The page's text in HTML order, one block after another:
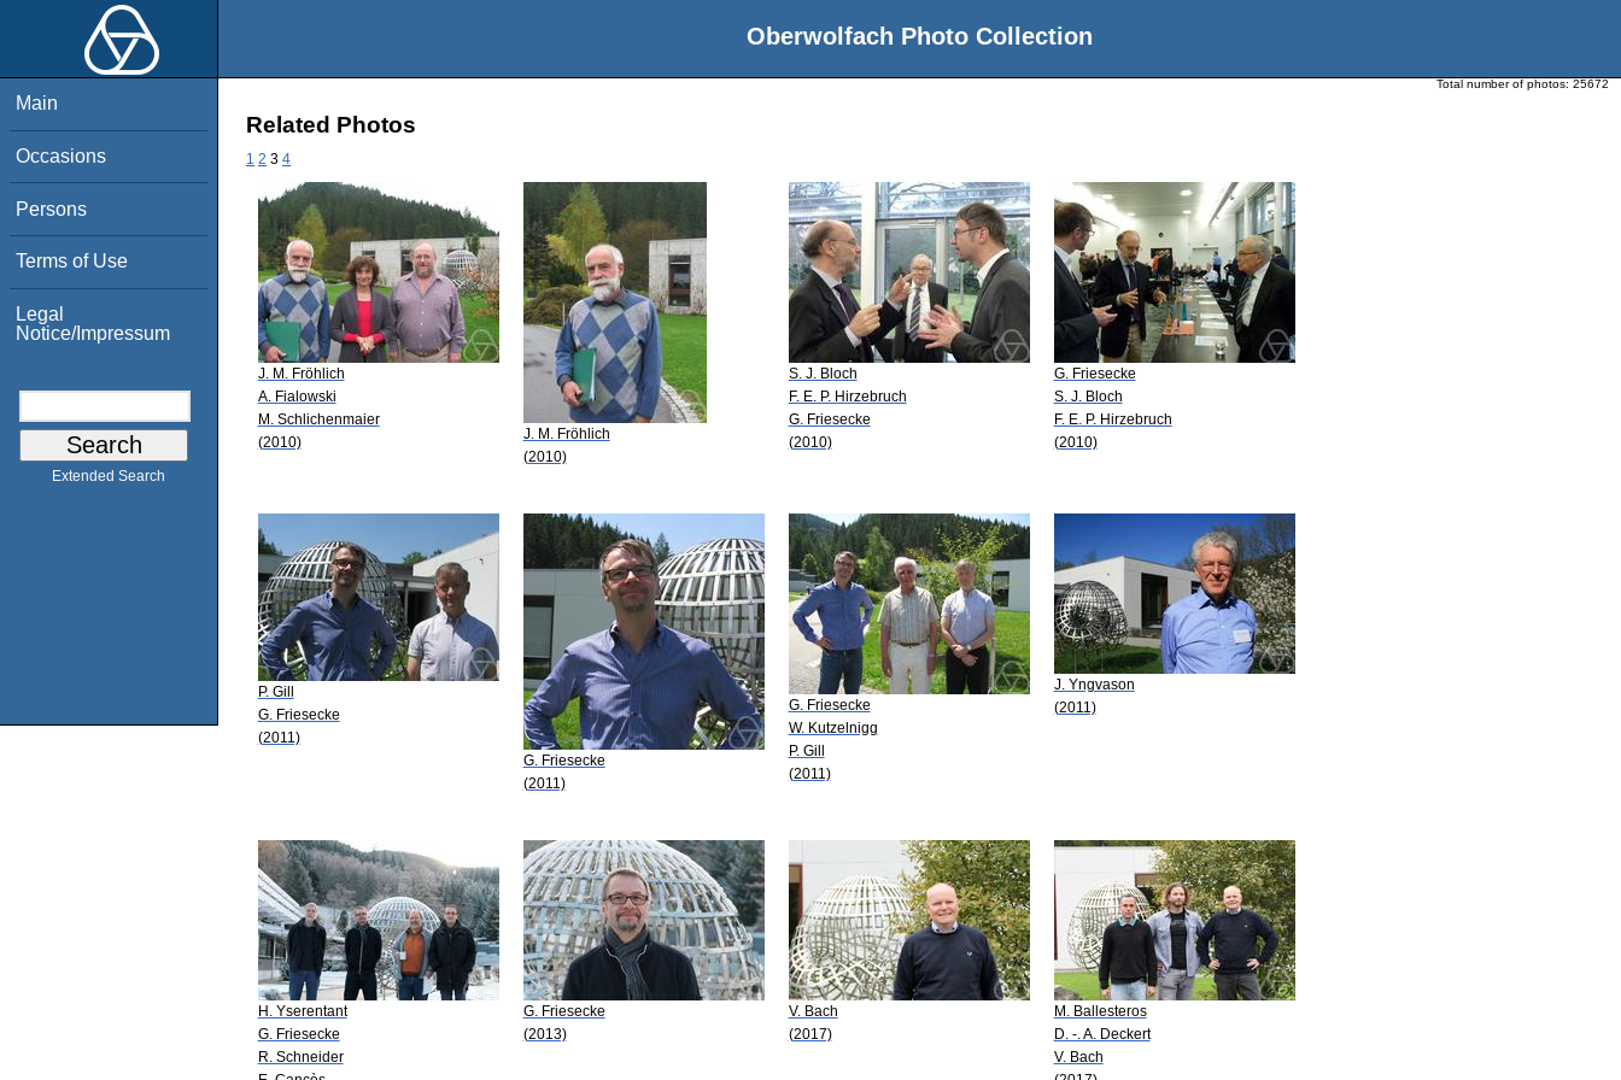
Oberwolfach Photo Collection
Main
Occasions
Persons
Terms of Use
Legal
Notice/Impressum
Extended Search
Total number of photos: 25672
Related Photos
1 2 3 4
J. M. Fröhlich
A. Fialowski
M. Schlichenmaier
(2010)
J. M. Fröhlich
(2010)
S. J. Bloch
F. E. P. Hirzebruch
G. Friesecke
(2010)
G. Friesecke
S. J. Bloch
F. E. P. Hirzebruch
(2010)
P. Gill
G. Friesecke
(2011)
G. Friesecke
(2011)
G. Friesecke
W. Kutzelnigg
P. Gill
(2011)
J. Yngvason
(2011)
H. Yserentant
G. Friesecke
R. Schneider
G. Friesecke
(2013)
V. Bach
(2017)
M. Ballesteros
D. -. A. Deckert
V. Bach